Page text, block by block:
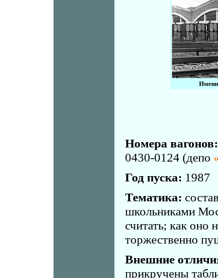
Номера вагонов:
0430-0124 (депо
Год пуска: 1987
Тематика:
школьниками
считать; как оно
торжественно
Внешние
прикручены